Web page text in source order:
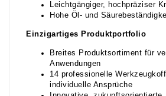
Leichtgängiger, hochpräziser
Hohe Öl- und
Einzigartiges Produktportfolio
Breites Produktsortiment für
Anwendungen
14 professionelle
individuelle Ansprüche